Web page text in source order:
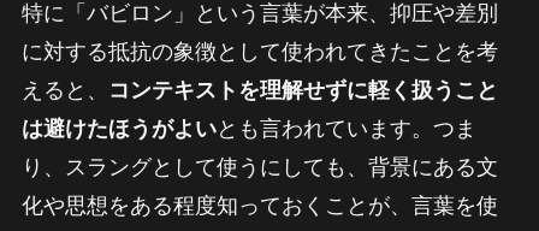
特に「バビロン」という言葉が本来、抑圧や差別
に対する抵抗の象徴として使われてきたことを考
えると、
コンテキストを理解せずに軽く扱うこと
は避けたほうがよいとも言われています。つま
り、スラングとして使うにしても、背景にある文
化や思想をある程度知っておくことが、言葉を使